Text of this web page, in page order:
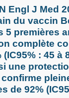
Engl J Med
du vaccin
5 premières
complète
: 45 à
une
de 92%